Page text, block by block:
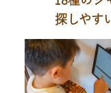
探しやす